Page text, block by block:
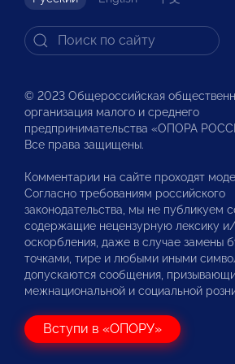
© 2023 Общероссийская
организация малого и среднего
предпринимательства «ОПОРА
Все права защищены.
Комментарии на сайте проходят
Согласно требованиям российского
законодательства, мы не публикуем
содержащие нецензурную лексику
оскорбления, даже в случае замены
точками, тире и любыми иными
допускаются сообщения,
межнациональной и социальной
Вступи в «ОПОРУ»